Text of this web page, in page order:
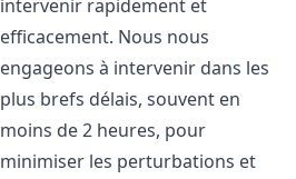
intervenir rapidement et
efficacement. Nous nous
engageons à intervenir dans les
plus brefs délais, souvent en
moins de 2 heures, pour
minimiser les perturbations et